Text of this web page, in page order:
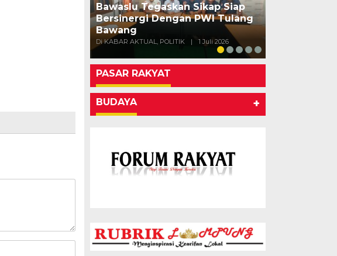
Bawaslu Tegaskan Sikap Siap
Bersinergi Dengan PWI Tulang
Bawang
Di KABAR AKTUAL, POLITIK | 1 Juli 2026
PASAR RAKYAT
BUDAYA +